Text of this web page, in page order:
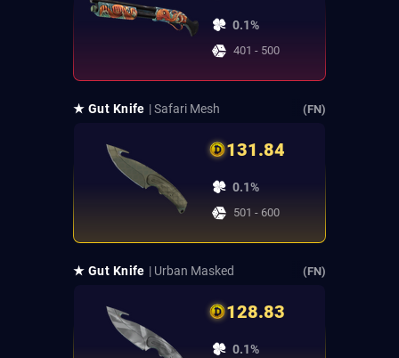
0.1%
401 - 500
★ Gut Knife | Safari Mesh (FN)
131.84
0.1%
501 - 600
★ Gut Knife | Urban Masked (FN)
128.83
0.1%